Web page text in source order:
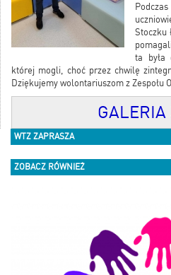
Stoczku
ta była
której mogli, choć przez chwilę
Dziękujemy wolontariuszom z Zespołu
GALERIA
WTZ ZAPRASZA
ZOBACZ RÓWNIEŻ